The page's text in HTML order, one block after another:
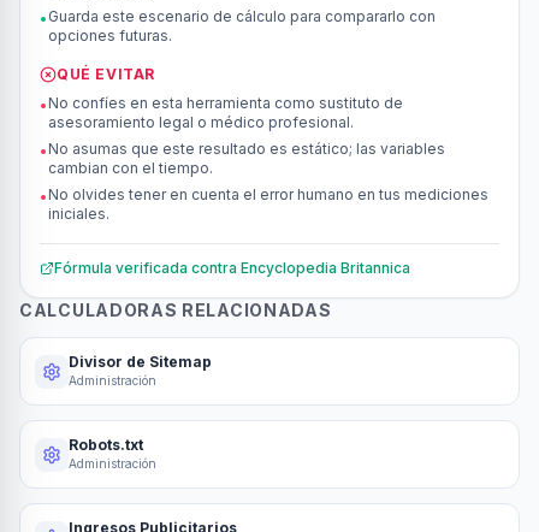
• Guarda este escenario de cálculo para compararlo con
opciones futuras.
QUÉ EVITAR
• No confíes en esta herramienta como sustituto de
asesoramiento legal o médico profesional.
• No asumas que este resultado es estático; las variables
cambian con el tiempo.
• No olvides tener en cuenta el error humano en tus mediciones
iniciales.
Fórmula verificada contra Encyclopedia Britannica
CALCULADORAS RELACIONADAS
Divisor de Sitemap
Administración
Robots.txt
Administración
Ingresos Publicitarios